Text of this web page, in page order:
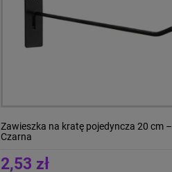
Zawieszka na kratę pojedyncza 20 cm –
Czarna
2,53 zł